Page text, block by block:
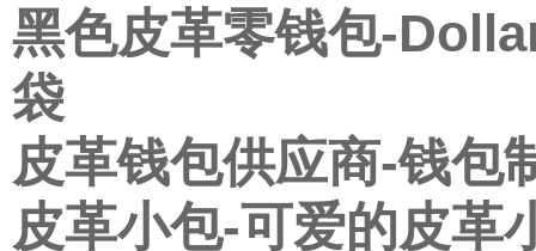
黑色皮革零钱包-
袋
皮革钱包供应商-钱包
皮革小包-可爱的皮革